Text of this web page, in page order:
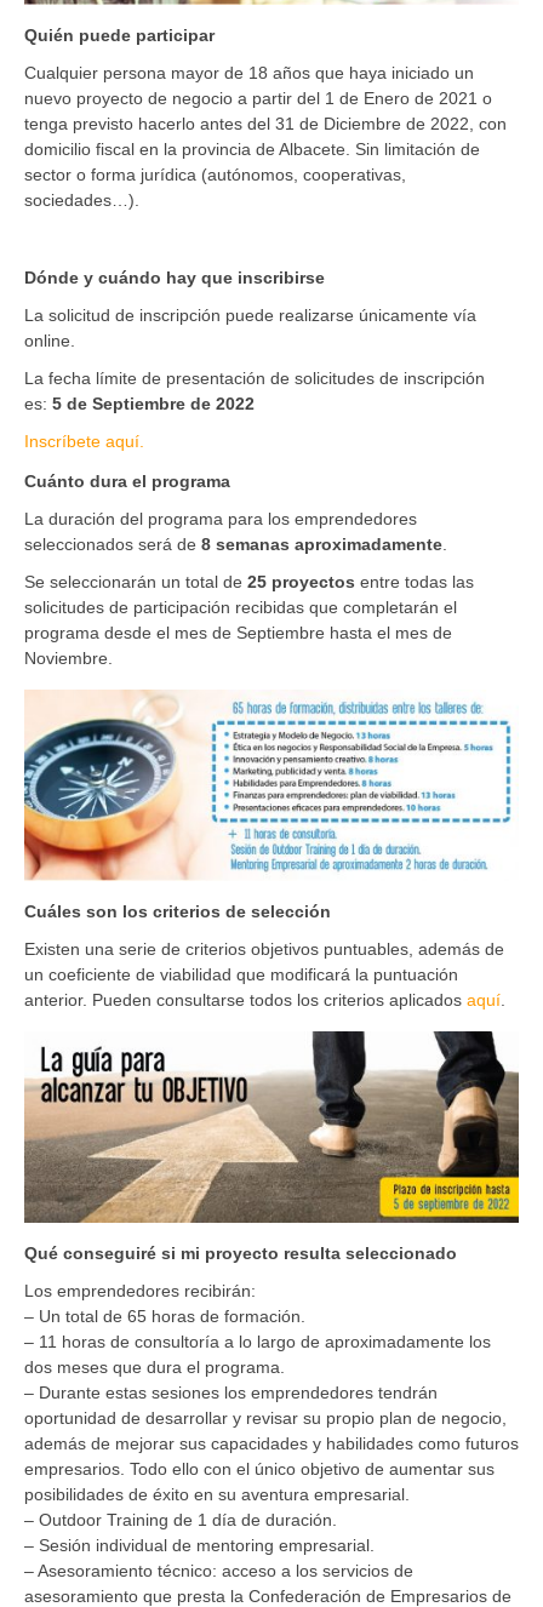
Quién puede participar
Cualquier persona mayor de 18 años que haya iniciado un
nuevo proyecto de negocio a partir del 1 de Enero de 2021 o
tenga previsto hacerlo antes del 31 de Diciembre de 2022, con
domicilio fiscal en la provincia de Albacete. Sin limitación de
sector o forma jurídica (autónomos, cooperativas,
sociedades…).
Dónde y cuándo hay que inscribirse
La solicitud de inscripción puede realizarse únicamente vía
online.
La fecha límite de presentación de solicitudes de inscripción
es: 5 de Septiembre de 2022
Inscríbete aquí.
Cuánto dura el programa
La duración del programa para los emprendedores
seleccionados será de 8 semanas aproximadamente
Se seleccionarán un total de 25 proyectos entre todas las
solicitudes de participación recibidas que completarán el
programa desde el mes de Septiembre hasta el mes de
Noviembre.
Cuáles son los criterios de selección
Existen una serie de criterios objetivos puntuables, además de
un coeficiente de viabilidad que modificará la puntuación
anterior. Pueden consultarse todos los criterios aplicados aquí
Qué conseguiré si mi proyecto resulta seleccionado
Los emprendedores recibirán:
– Un total de 65 horas de formación.
– 11 horas de consultoría a lo largo de aproximadamente los
dos meses que dura el programa.
– Durante estas sesiones los emprendedores tendrán
oportunidad de desarrollar y revisar su propio plan de negocio,
además de mejorar sus capacidades y habilidades como futuros
empresarios. Todo ello con el único objetivo de aumentar sus
posibilidades de éxito en su aventura empresarial.
– Outdoor Training de 1 día de duración.
– Sesión individual de mentoring empresarial.
– Asesoramiento técnico: acceso a los servicios de
asesoramiento que presta la Confederación de Empresarios de